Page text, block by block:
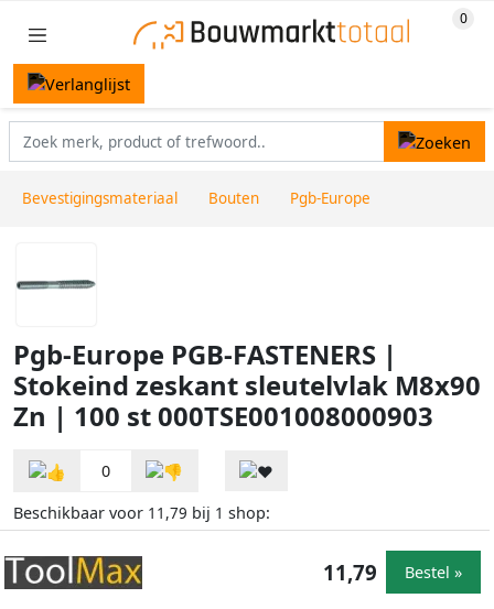
Bevestigingsmateriaal Bouten Pgb-Europe
Pgb-Europe PGB-FASTENERS |
Stokeind zeskant sleutelvlak M8x90
Zn | 100 st 000TSE001008000903
0
Beschikbaar voor 11,79 bij 1 shop:
11,79 Bestel »